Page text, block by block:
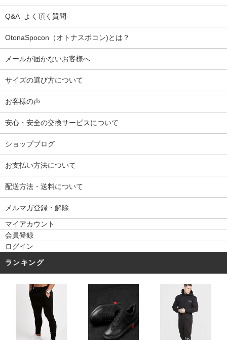
Q&A -よく頂く質問-
OtonaSpocon（オトナスポコン)とは？
メールが届かないお客様へ
サイズの選び方について
お客様の声
安心・安全の交換サービスについて
ショップブログ
お支払い方法について
配送方法・送料について
メルマガ登録・解除
マイアカウント
会員登録
ログイン
ランキング